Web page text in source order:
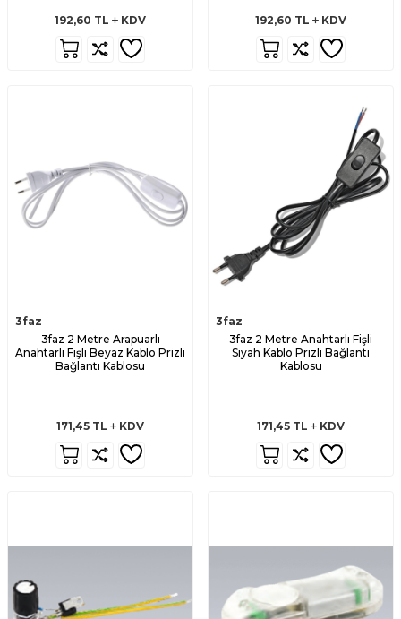
192,60 TL KDV 192,60 TL KDV
3faz
3faz 2 Metre Arapuarlı
Anahtarlı Fişli Beyaz Kablo Prizli
Bağlantı Kablosu
171,45 TL KDV
3faz
3faz 2 Metre Anahtarlı Fişli
Siyah Kablo Prizli Bağlantı
Kablosu
171,45 TL KDV